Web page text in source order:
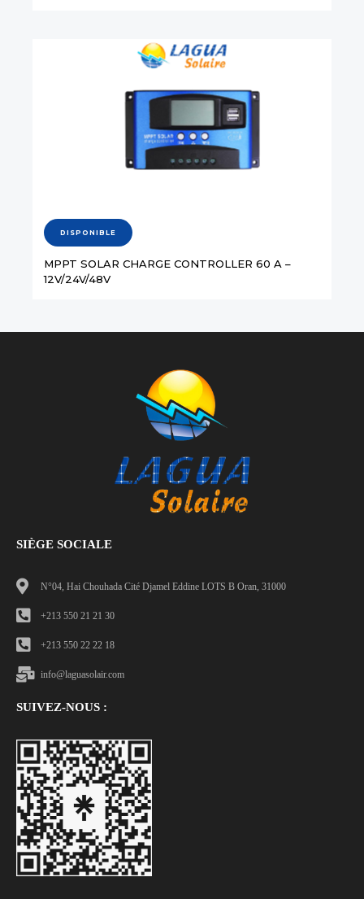
DISPONIBLE
MPPT SOLAR CHARGE CONTROLLER 60 A –
12V/24V/48V
SIÈGE SOCIALE
N°04, Hai Chouhada Cité Djamel Eddine LOTS B Oran, 31000
+213 550 21 21 30
+213 550 22 22 18
info@laguasolair.com
SUIVEZ-NOUS :